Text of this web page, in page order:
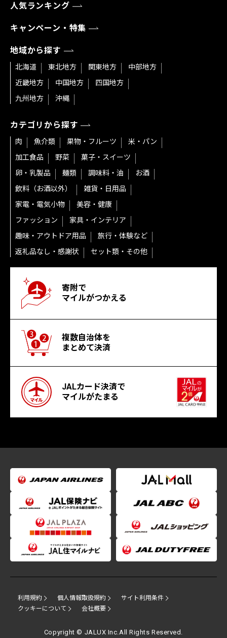
人気ランキング
キャンペーン・特集
地域から探す
北海道 東北地方 関東地方
中部地方
近畿地方
中国地方
四国地方
九州地方
沖縄
カテゴリから探す
肉 魚介類 果物・フルーツ
米・パン
加工食品
野菜
菓子・スイーツ
卵・乳製品
麺類 調味料・油
お酒
飲料（お酒以外）
雑貨・日用品
家電・電気小物
美容・健康
ファッション
家具・インテリア
趣味・アウトドア用品
旅行・体験など
返礼品なし・感謝状
セット類・その他
寄附で
マイルがつかえる
複数自治体を
まとめて決済
JALカード決済で
マイルがたまる
利用規約 個人情報取扱規約
サイト利用条件
クッキーについて
会社概要
Copyright © JALUX Inc.All Rights Reserved.